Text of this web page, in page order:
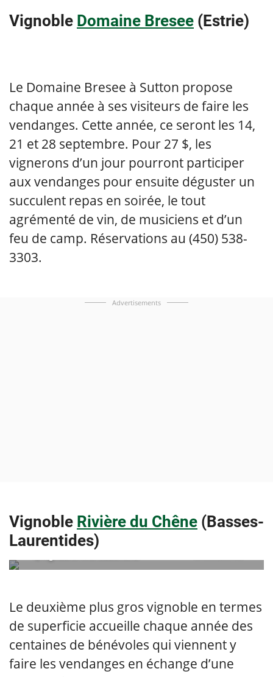
Vignoble Domaine Bresee (Estrie)
Le Domaine Bresee à Sutton propose
chaque année à ses visiteurs de faire les
vendanges. Cette année, ce seront les 14,
21 et 28 septembre. Pour 27 $, les
vignerons d’un jour pourront participer
aux vendanges pour ensuite déguster un
succulent repas en soirée, le tout
agrémenté de vin, de musiciens et d’un
feu de camp. Réservations au (450) 538-
3303.
Advertisements
Vignoble Rivière du Chêne (Basses-
Laurentides)
Le deuxième plus gros vignoble en termes
de superficie accueille chaque année des
centaines de bénévoles qui viennent y
faire les vendanges en échange d’une